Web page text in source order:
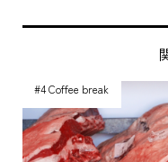
#4 Coffee break